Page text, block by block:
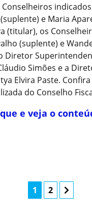
Conselheiros
e Maria
(titular), os
(suplente) e
Diretor
Simões e a
Elvira Paste.
do Conselho
e veja o
1 2